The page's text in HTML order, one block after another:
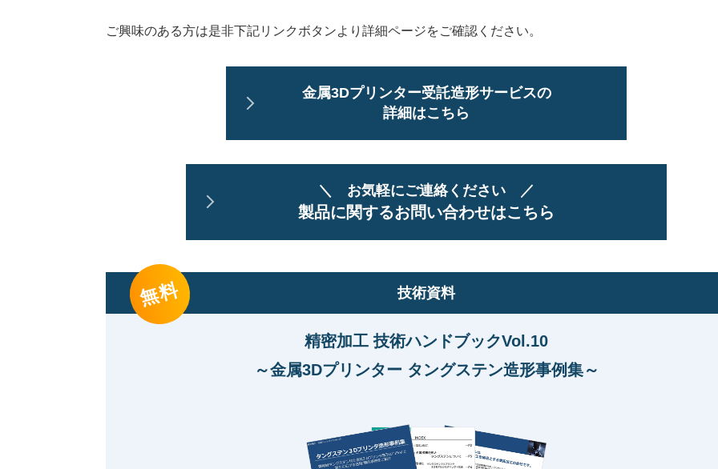
ご興味のある方は是非下記リンクボタンより詳細ページをご確認ください。
金属3Dプリンター受託造形サービスの
詳細はこちら
＼ お気軽にご連絡ください ／
製品に関するお問い合わせはこちら
無料 技術資料
精密加工 技術ハンドブックVol.10
～金属3Dプリンター タングステン造形事例集～